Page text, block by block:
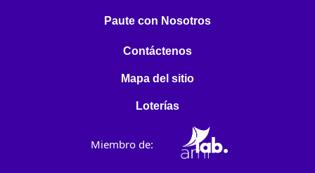
Paute con Nosotros
Contáctenos
Mapa del sitio
Loterías
Miembro de: